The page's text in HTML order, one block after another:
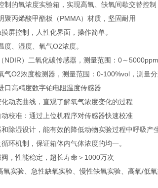
制的氧浓度实验箱，实现高氧、缺氧间歇交替控制
聚丙烯酸甲酯板（PMMA）材质，坚固耐用
屏控制，人性化界面，操作简单。
度、湿度、氧气O2浓度。
NDIR）二氧化碳传感器，测量范围：0～
气O2浓度检测器，测量范围：0-100%vol，测量
口高精度数字铂电阻温度传感器
动态曲线，直观了解氧气浓度变化的过程
校准：通过上位机程序对传感器快速校准
除湿设计，能有效的降低动物实验过程中呼吸产
环机制，保证箱体内气体浓度的均一。
，性能稳定，超长寿命＞1000万次
氧实验、急性缺氧实验、慢性缺氧实验、高氧/低